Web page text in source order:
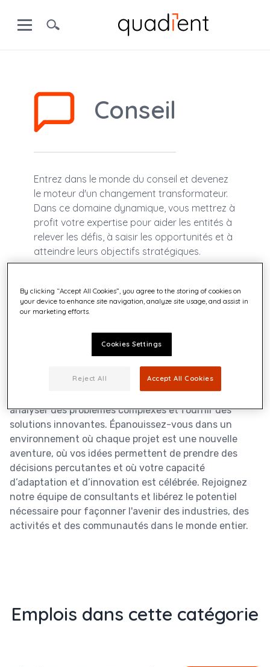
Conseil
Entrez dans le monde du conseil et devenez
le moteur d'un changement transformateur.
Dans ce domaine dynamique, vous mettrez à
profit votre expertise pour aider les entités à
relever les défis, à saisir les opportunités et à
atteindre leurs objectifs stratégiques.
Que vous vous spécialisiez dans la gestion, la
technologie, la finance ou au-delà, le conseil offre une
plateforme pour collaborer avec des équipes diverses,
analyser des problèmes complexes et fournir des
solutions innovantes. Épanouissez-vous dans un
environnement où chaque projet est une nouvelle
aventure, où vos idées permettent de prendre des
décisions percutantes et où votre capacité
d’adaptation et d’innovation est célébrée. Rejoignez
notre équipe de consultants et libérez le potentiel
nécessaire pour façonner l'avenir des industries, des
activités et des communautés dans le monde entier.
Emplois dans cette catégorie
By clicking “Accept All Cookies”, you agree to the storing of cookies on
your device to enhance site navigation, analyze site usage, and assist in
our marketing efforts.
Cookies Settings
Reject All Accept All Cookies